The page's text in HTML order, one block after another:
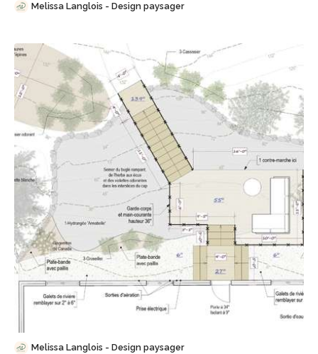
Melissa Langlois - Design paysager
Sauvegarder
Melissa Langlois - Design paysager